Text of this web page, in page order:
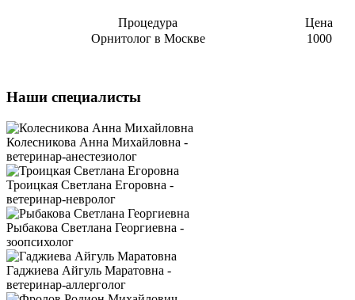
Процедура
Цена
Орнитолог в Москве
1000
Наши специалисты
Колесникова Анна Михайловна -
ветеринар-анестезиолог
Троицкая Светлана Егоровна -
ветеринар-невролог
Рыбакова Светлана Георгиевна -
зоопсихолог
Гаджиева Айгуль Маратовна -
ветеринар-аллерголог